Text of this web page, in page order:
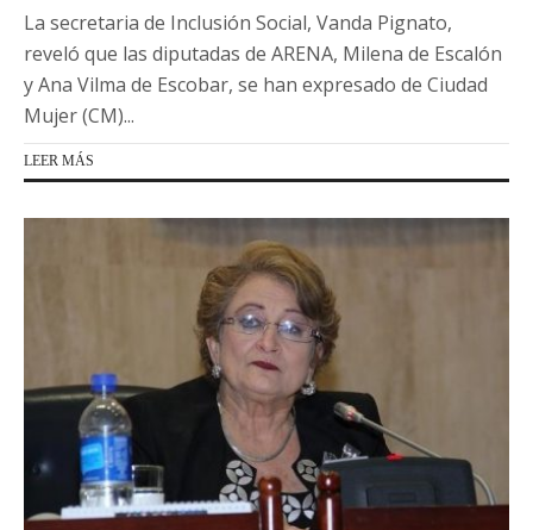
La secretaria de Inclusión Social, Vanda Pignato,
reveló que las diputadas de ARENA, Milena de Escalón
y Ana Vilma de Escobar, se han expresado de Ciudad
Mujer (CM)...
LEER MÁS